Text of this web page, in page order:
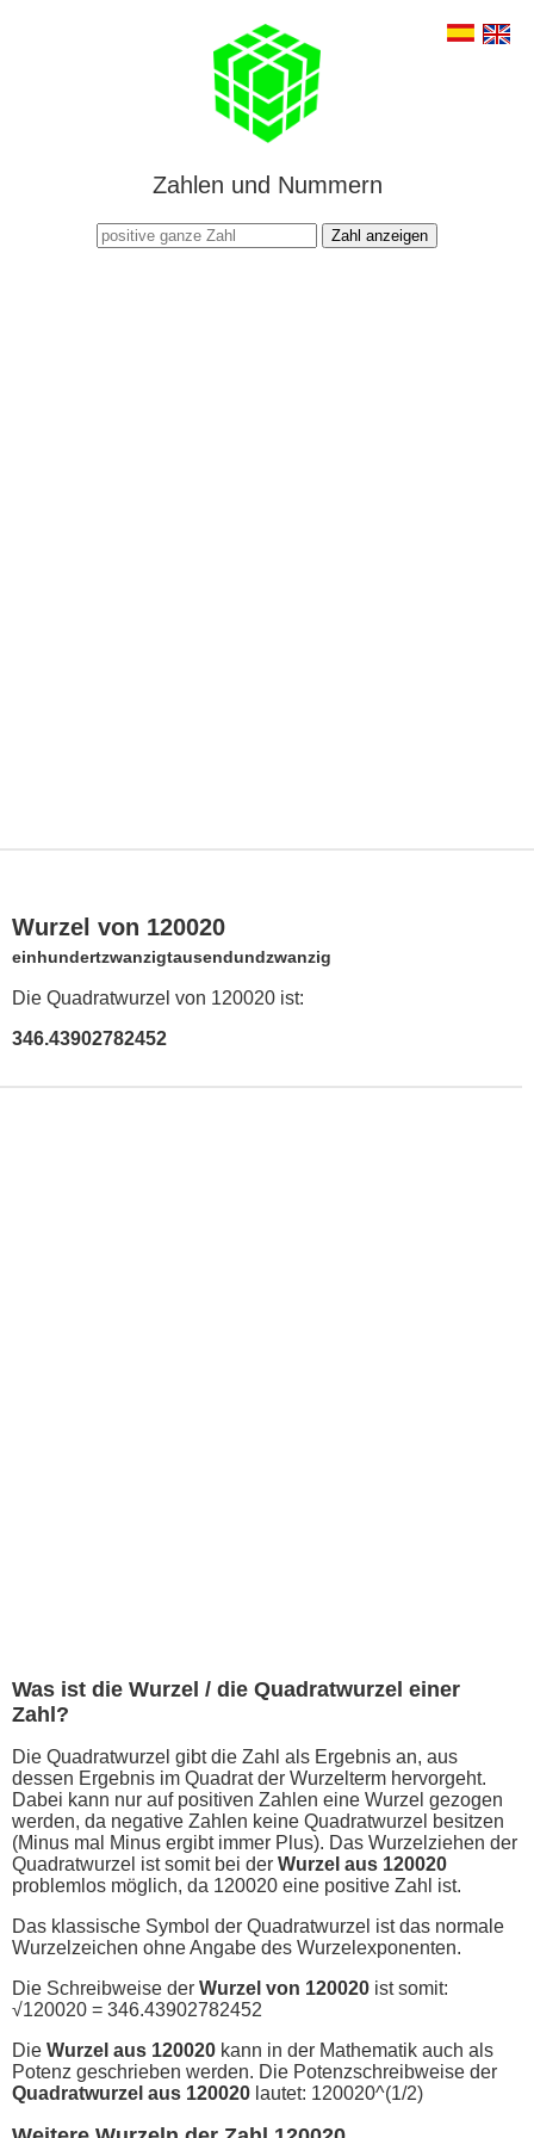
Zahlen und Nummern
Zahl anzeigen
Wurzel von 120020
einhundertzwanzigtausendundzwanzig
Die Quadratwurzel von 120020 ist:
346.43902782452
Was ist die Wurzel / die Quadratwurzel einer
Zahl?
Die Quadratwurzel gibt die Zahl als Ergebnis an, aus
dessen Ergebnis im Quadrat der Wurzelterm hervorgeht.
Dabei kann nur auf positiven Zahlen eine Wurzel gezogen
werden, da negative Zahlen keine Quadratwurzel besitzen
(Minus mal Minus ergibt immer Plus). Das Wurzelziehen der
Quadratwurzel ist somit bei der Wurzel aus 120020
problemlos möglich, da 120020 eine positive Zahl ist.
Das klassische Symbol der Quadratwurzel ist das normale
Wurzelzeichen ohne Angabe des Wurzelexponenten.
Die Schreibweise der Wurzel von 120020 ist somit:
√120020 = 346.43902782452
Die Wurzel aus 120020 kann in der Mathematik auch als
Potenz geschrieben werden. Die Potenzschreibweise der
Quadratwurzel aus 120020 lautet: 120020^(1/2)